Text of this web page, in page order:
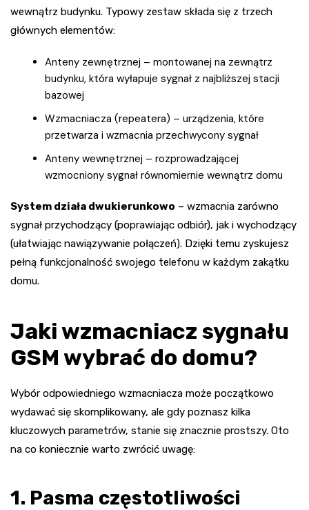
wewnątrz budynku. Typowy zestaw składa się z trzech
głównych elementów:
Anteny zewnętrznej – montowanej na zewnątrz
budynku, która wyłapuje sygnał z najbliższej stacji
bazowej
Wzmacniacza (repeatera) – urządzenia, które
przetwarza i wzmacnia przechwycony sygnał
Anteny wewnętrznej – rozprowadzającej
wzmocniony sygnał równomiernie wewnątrz domu
System działa dwukierunkowo – wzmacnia zarówno
sygnał przychodzący (poprawiając odbiór), jak i wychodzący
(ułatwiając nawiązywanie połączeń). Dzięki temu zyskujesz
pełną funkcjonalność swojego telefonu w każdym zakątku
domu.
Jaki wzmacniacz sygnału
GSM wybrać do domu?
Wybór odpowiedniego wzmacniacza może początkowo
wydawać się skomplikowany, ale gdy poznasz kilka
kluczowych parametrów, stanie się znacznie prostszy. Oto
na co koniecznie warto zwrócić uwagę:
1. Pasma częstotliwości